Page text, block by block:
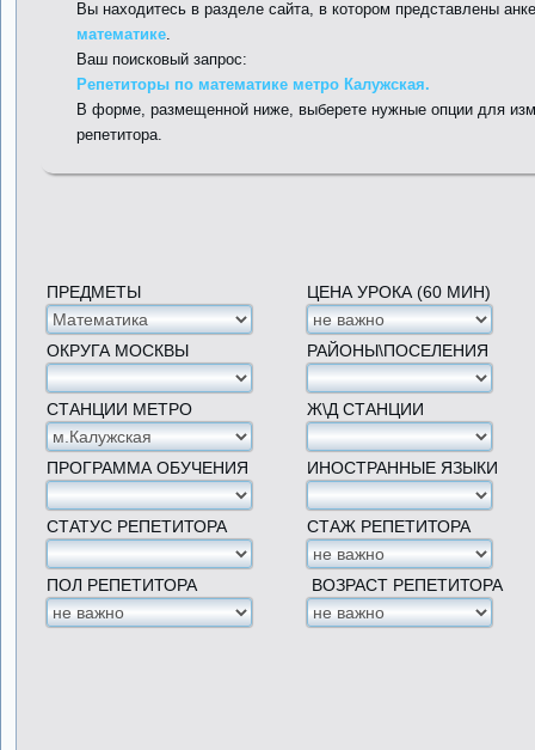
Вы находитесь в разделе сайта, в котором представлены
математике.
Ваш поисковый запрос:
Репетиторы по математике метро Калужская.
В форме, размещенной ниже, выберете нужные опции для
репетитора.
ПРЕДМЕТЫ ЦЕНА УРОКА (60 МИН)
ОКРУГА МОСКВЫ РАЙОНЫ\ПОСЕЛЕНИЯ
СТАНЦИИ МЕТРО Ж\Д СТАНЦИИ
ПРОГРАММА ОБУЧЕНИЯ ИНОСТРАННЫЕ ЯЗЫКИ
СТАТУС РЕПЕТИТОРА СТАЖ РЕПЕТИТОРА
ПОЛ РЕПЕТИТОРА ВОЗРАСТ РЕПЕТИТОРА